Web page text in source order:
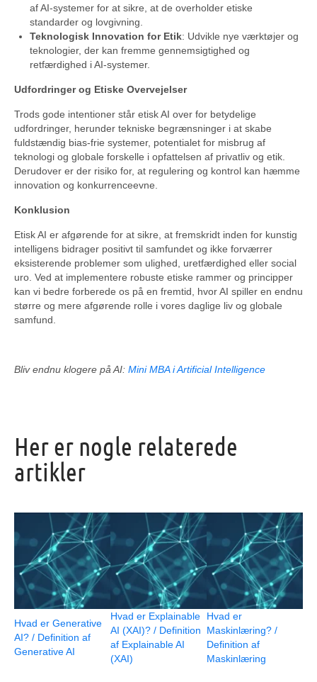
af AI-systemer for at sikre, at de overholder etiske
standarder og lovgivning.
Teknologisk Innovation for Etik: Udvikle nye værktøjer og
teknologier, der kan fremme gennemsigtighed og
retfærdighed i AI-systemer.
Udfordringer og Etiske Overvejelser
Trods gode intentioner står etisk AI over for betydelige
udfordringer, herunder tekniske begrænsninger i at skabe
fuldstændig bias-frie systemer, potentialet for misbrug af
teknologi og globale forskelle i opfattelsen af privatliv og etik.
Derudover er der risiko for, at regulering og kontrol kan hæmme
innovation og konkurrenceevne.
Konklusion
Etisk AI er afgørende for at sikre, at fremskridt inden for kunstig
intelligens bidrager positivt til samfundet og ikke forværrer
eksisterende problemer som ulighed, uretfærdighed eller social
uro. Ved at implementere robuste etiske rammer og principper
kan vi bedre forberede os på en fremtid, hvor AI spiller en endnu
større og mere afgørende rolle i vores daglige liv og globale
samfund.
Bliv endnu klogere på AI: Mini MBA i Artificial Intelligence
Her er nogle relaterede
artikler
Hvad er Generative
AI? / Definition af
Generative AI
Hvad er Explainable
AI (XAI)? / Definition
af Explainable AI
(XAI)
Hvad er
Maskinlæring? /
Definition af
Maskinlæring